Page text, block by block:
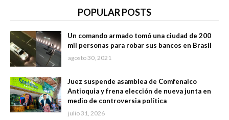
POPULAR POSTS
Un comando armado tomó una ciudad de 200
mil personas para robar sus bancos en Brasil
agosto 30, 2021
Juez suspende asamblea de Comfenalco
Antioquia y frena elección de nueva junta en
medio de controversia política
julio 31, 2026